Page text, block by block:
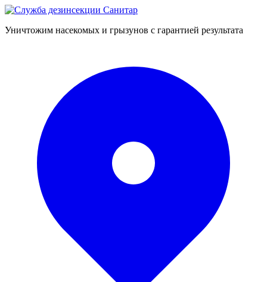
Уничтожим насекомых и грызунов с гарантией результата